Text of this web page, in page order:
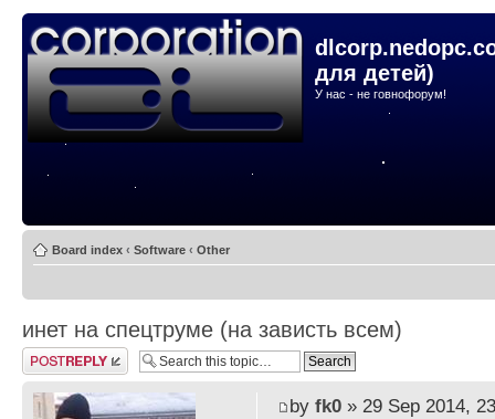
для детей)
У нас - не говнофорум!
Board index ‹ Software ‹ Other
инет на спецтруме (на зависть всем)
Post a reply
by fk0» 29 Sep 2014,